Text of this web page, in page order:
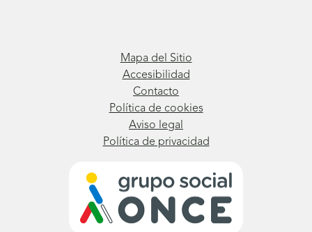
Mapa del Sitio
Accesibilidad
Contacto
Política de cookies
Aviso legal
Política de privacidad